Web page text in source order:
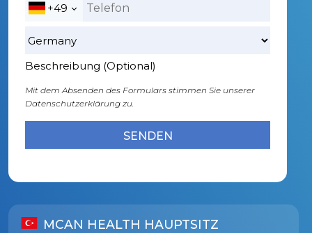
+49
Beschreibung (Optional)
Mit dem Absenden des Formulars stimmen Sie unserer
Datenschutzerklärung zu.
MCAN HEALTH HAUPTSITZ